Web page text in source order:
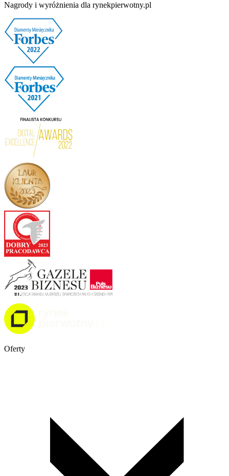
Nagrody i wyróżnienia dla rynekpierwotny.pl
Oferty